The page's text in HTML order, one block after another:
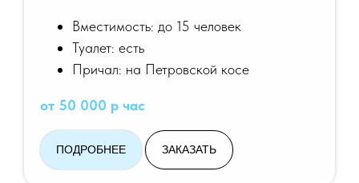
Вместимость: до 15 человек
Туалет: есть
Причал: на Петровской косе
от 50 000 р час
ПОДРОБНЕЕ ЗАКАЗАТЬ